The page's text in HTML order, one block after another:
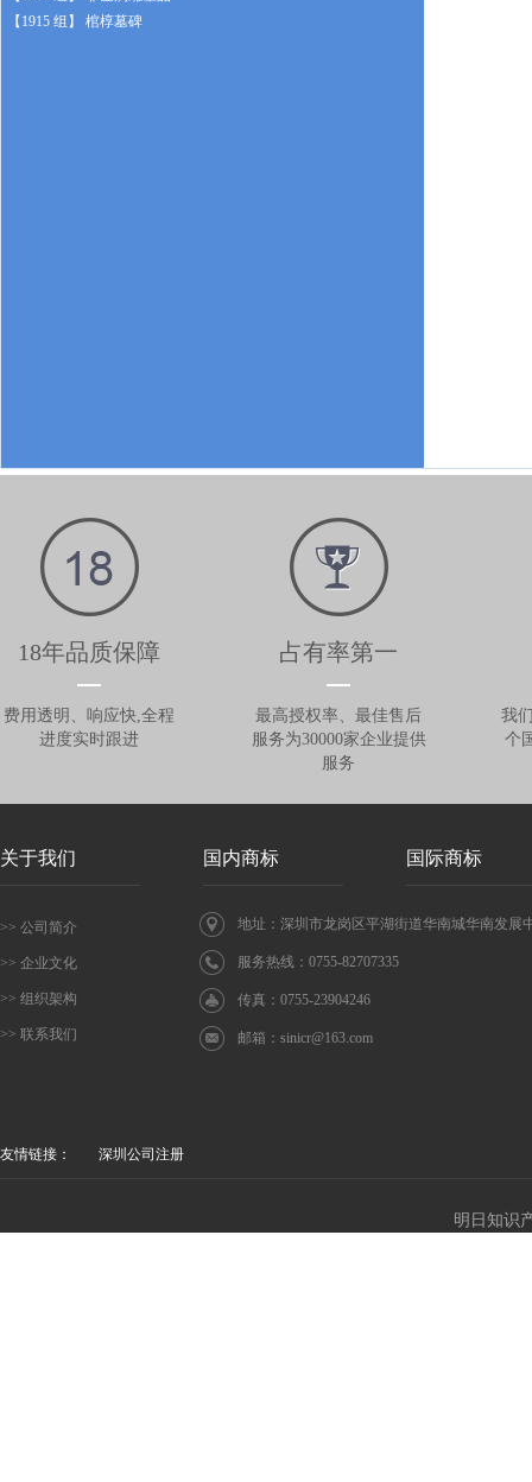
【1915 组】 棺椁墓碑
18年品质保障
费用透明、响应快,全程
进度实时跟进
占有率第一
最高授权率、最佳售后
服务为30000家企业提供
服务
我
个
关于我们 国内商标 国际商标
>> 公司简介
>> 企业文化
>> 组织架构
>> 联系我们
地址：深圳市龙岗区平湖街道华南城华南发展
服务热线：0755-82707335
传真：0755-23904246
邮箱： sinicr@163.com
友情链接： 深圳公司注册
明日知识